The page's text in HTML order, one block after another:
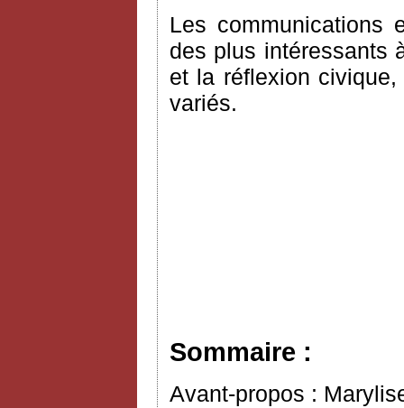
Les communications
des plus intéressants
et la réflexion
variés.
Sommaire :
Avant-propos :